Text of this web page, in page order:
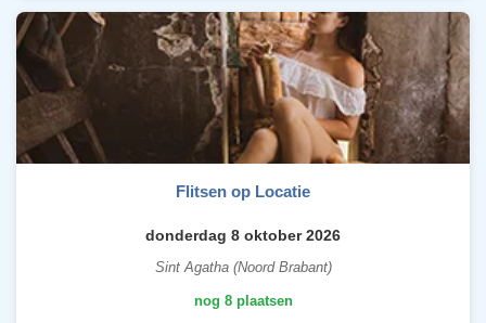
Flitsen op Locatie
donderdag 8 oktober 2026
Sint Agatha (Noord Brabant)
nog 8 plaatsen